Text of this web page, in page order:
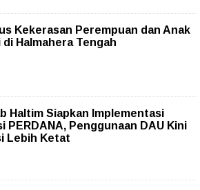
Kekerasan Perempuan dan Anak
di Halmahera Tengah
Haltim Siapkan Implementasi
PERDANA, Penggunaan DAU Kini
Lebih Ketat